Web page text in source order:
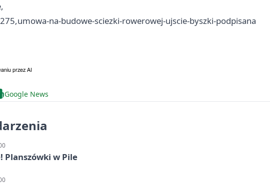
na-budowe-sciezki-rowerowej-ujscie-byszki-podpisana
Google News
Planszówki w Pile